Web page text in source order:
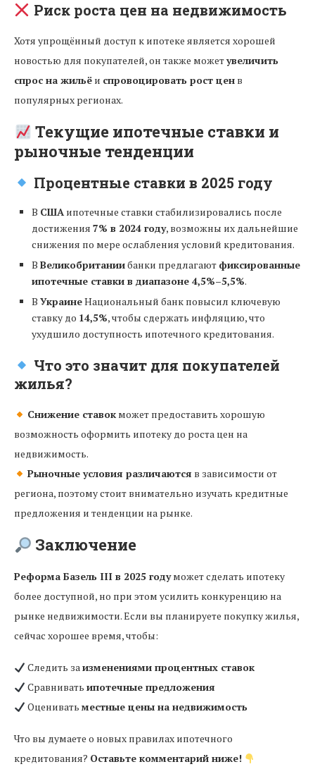
Риск роста цен на недвижимость
Хотя упрощённый доступ к ипотеке является хорошей
новостью для покупателей, он также можетувеличить
спрос на жильё и спровоцировать рост цен в
популярных регионах.
Текущие ипотечные ставки и
рыночные тенденции
Процентные ставки в 2025 году
В СШАипотечные ставки стабилизировались после
достижения 7% в 2024 году, возможны их дальнейшие
снижения по мере ослабления условий кредитования.
В Великобританиибанки предлагают фиксированные
ипотечные ставки в диапазоне 4,5%–5,5%.
В УкраинеНациональный банк повысил ключевую
ставку до 14,5%, чтобы сдержать инфляцию, что
ухудшило доступность ипотечного кредитования.
Что это значит для покупателей
жилья?
Снижение ставокможет предоставить хорошую
возможность оформить ипотеку до роста цен на
недвижимость.
Рыночные условия различаются в зависимости от
региона, поэтому стоит внимательно изучать кредитные
предложения и тенденции на рынке.
Заключение
Реформа Базель III в 2025 годуможет сделать ипотеку
более доступной, но при этом усилить конкуренцию на
рынке недвижимости. Если вы планируете покупку жилья,
сейчас хорошее время, чтобы:
Следить заизменениями процентных ставок
Сравнивать ипотечные предложения
Оценивать местные цены на недвижимость
Что вы думаете о новых правилах ипотечного
кредитования? Оставьте комментарий ниже!